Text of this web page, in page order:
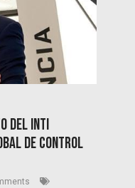
del INTI
de control